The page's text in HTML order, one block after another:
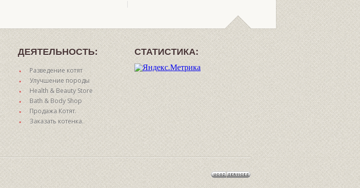
ДЕЯТЕЛЬНОСТЬ:
Разведение котят
Улучшение породы
Health & Beauty Store
Bath & Body Shop
Продажа Котят.
Заказать котенка.
СТАТИСТИКА: